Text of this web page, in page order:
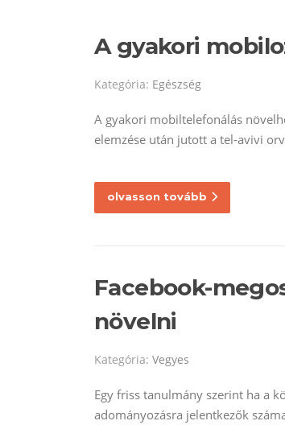
A gyakori
Kategória: Egészség
A gyakori mobiltelefonálás
elemzése után jutott a tel-avivi
olvasson tovább
Facebook-
növelni
Kategória: Vegyes
Egy friss tanulmány szerint ha a
adományozásra jelentkezők